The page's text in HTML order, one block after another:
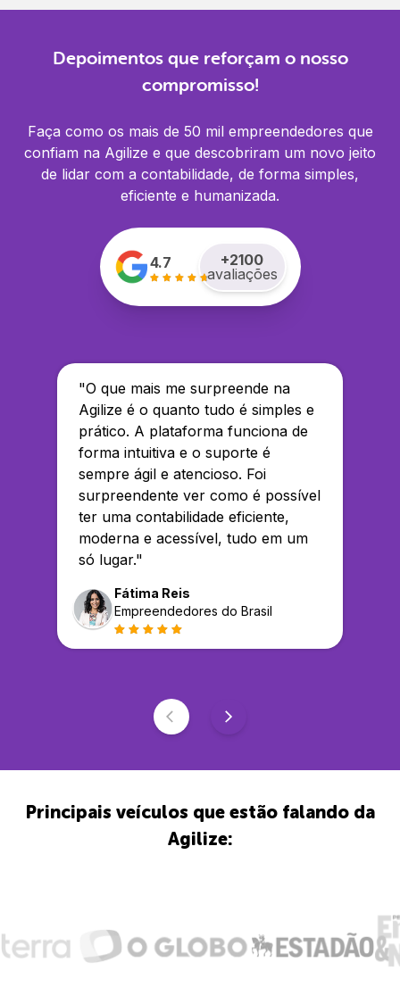
Depoimentos que reforçam o nosso
compromisso!
Faça como os mais de 50 mil empreendedores que
confiam na Agilize e que descobriram um novo jeito
de lidar com a contabilidade, de forma simples,
eficiente e humanizada.
4.7 +2100
avaliações
"O que mais me surpreende na
Agilize é o quanto tudo é simples e
prático. A plataforma funciona de
forma intuitiva e o suporte é
sempre ágil e atencioso. Foi
surpreendente ver como é possível
ter uma contabilidade eficiente,
moderna e acessível, tudo em um
só lugar."
Fátima Reis
Empreendedores do Brasil
Principais veículos que estão falando da
Agilize: